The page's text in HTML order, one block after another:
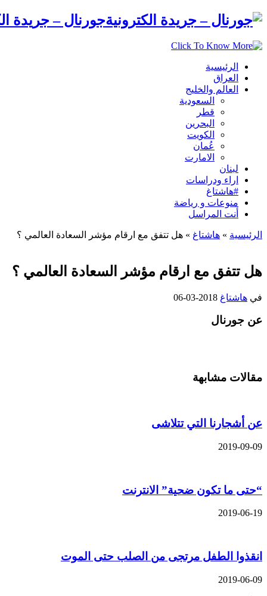
جورنال – جريدة
الرئيسية
العراق
العالم والخليج
السعودية
قطر
البحرين
الكويت
عُمان
الامارت
لبنان
اراء ودراسات
#هاشتاغ
منوعات و رياضة
أنت المراسل
الرئيسية » هاشتاغ » هل تتفق مع ارقام مؤشر السعادة العالمي ؟
هل تتفق مع ارقام مؤشر السعادة العالمي ؟
في هاشتاغ 2018-03-06
عن جورنال
مقالات مشابهة
عن أشجارنا التي تتلاشى
2019-09-09
“حتى ما تكون ضحية” الانترنت
2019-06-19
انقذوا الطفل مرتجى من الصلب حتى الموت
2019-06-09